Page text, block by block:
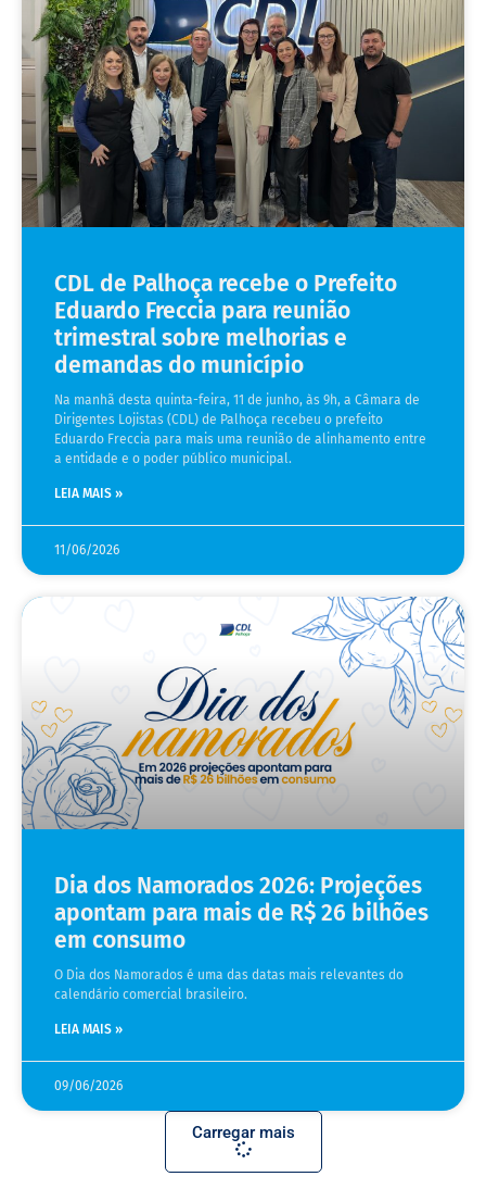
CDL de Palhoça recebe o Prefeito
Eduardo Freccia para reunião
trimestral sobre melhorias e
demandas do município
Na manhã desta quinta-feira, 11 de junho, às 9h, a Câmara de
Dirigentes Lojistas (CDL) de Palhoça recebeu o prefeito
Eduardo Freccia para mais uma reunião de alinhamento entre
a entidade e o poder público municipal.
LEIA MAIS »
11/06/2026
Dia dos Namorados 2026: Projeções
apontam para mais de R$ 26 bilhões
em consumo
O Dia dos Namorados é uma das datas mais relevantes do
calendário comercial brasileiro.
LEIA MAIS »
09/06/2026
Carregar mais